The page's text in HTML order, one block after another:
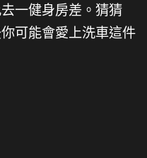
一健身房差。猜猜
可能會愛上洗車這件